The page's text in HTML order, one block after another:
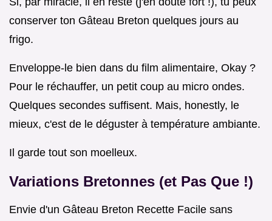
conserver ton Gâteau Breton quelques jours au
frigo.
Enveloppe-le bien dans du film alimentaire, Okay ?
Pour le réchauffer, un petit coup au micro ondes.
Quelques secondes suffisent. Mais, honestly, le
mieux, c'est de le déguster à température ambiante.
Il garde tout son moelleux.
Variations Bretonnes (et Pas Que !)
Envie d'un Gâteau Breton Recette Facile sans